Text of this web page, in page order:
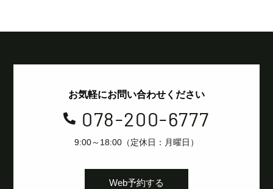
お気軽にお問い合わせください
 078-200-6777
9:00～18:00（定休日：月曜日）
Web予約する